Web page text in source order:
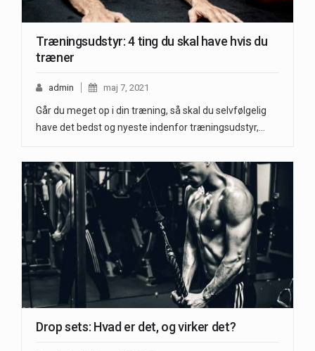
Træningsudstyr: 4 ting du skal have hvis du
træner
admin maj 7, 2021
Går du meget op i din træning, så skal du selvfølgelig
have det bedst og nyeste indenfor træningsudstyr,…
Drop sets: Hvad er det, og virker det?